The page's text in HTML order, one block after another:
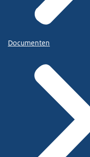
Documenten